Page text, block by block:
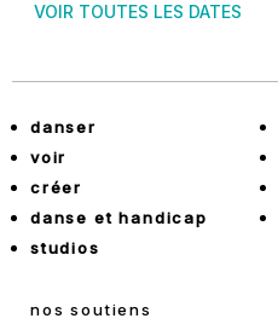
VOIR TOUTES LES DATES
danser
voir
créer
danse et handicap
studios
nos soutiens